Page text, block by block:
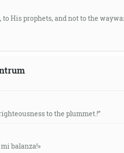
to His prophets, and not to the
to the plummet.!”
balanza!»